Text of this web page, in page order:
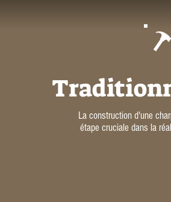
La construction d'une
étape cruciale dans la